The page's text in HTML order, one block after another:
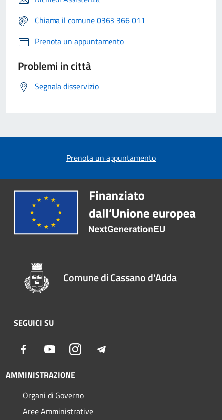
Chiama il comune 0363 366 011
Prenota un appuntamento
Problemi in città
Segnala disservizio
Prenota un appuntamento
Comune di Cassano d'Adda
SEGUICI SU
Facebook YoutubeInstagram
AMMINISTRAZIONE
Organi di Governo
Aree Amministrative